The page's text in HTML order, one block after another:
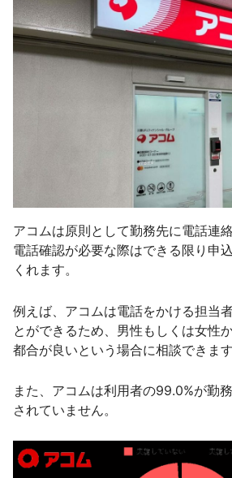
アコムは原則として勤務先に電話連
電話確認が必要な際はできる限り申
くれます。
例えば、アコムは電話をかける担当
とができるため、男性もしくは女性
都合が良いという場合に相談できます
また、アコムは利用者の99.0%が勤
されていません。